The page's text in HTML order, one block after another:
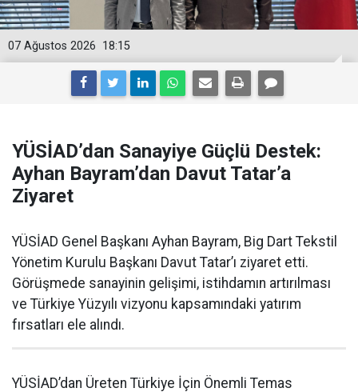
18:15
07 Ağustos 2026
YÜSİAD’dan Sanayiye Güçlü Destek:
Ayhan Bayram’dan Davut Tatar’a
Ziyaret
YÜSİAD Genel Başkanı Ayhan Bayram, Big Dart Tekstil
Yönetim Kurulu Başkanı Davut Tatar’ı ziyaret etti.
Görüşmede sanayinin gelişimi, istihdamın artırılması
ve Türkiye Yüzyılı vizyonu kapsamındaki yatırım
fırsatları ele alındı.
YÜSİAD’dan Üreten Türkiye İçin Önemli Temas